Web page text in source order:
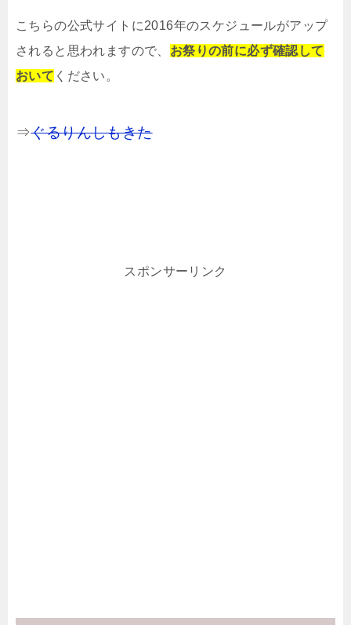
こちらの公式サイトに2016年のスケジュールがアップ
されると思われますので、 お祭りの前に必ず確認して
おいて ください。
⇒ぐるりんしもきた
スポンサーリンク